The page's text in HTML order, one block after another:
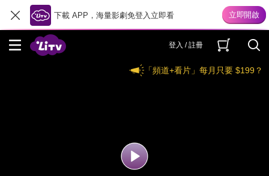
下載 APP，海量影劇免登入立即看
登入 / 註冊
「頻道+看片」每月只要 $199？